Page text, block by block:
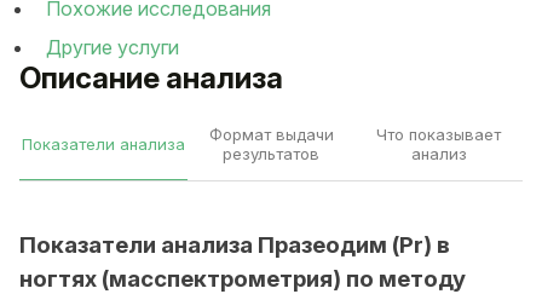
Описание анализа
Показатели анализа
Формат выдачи
результатов
Что показывает
анализ
Показатели анализа Празеодим (Pr) в
ногтях (масспектрометрия) по методу
Похожие исследования
Другие услуги